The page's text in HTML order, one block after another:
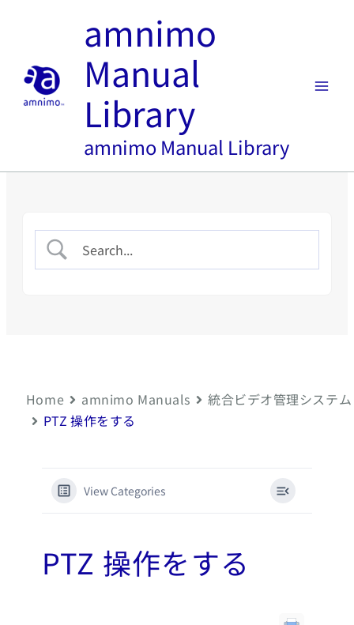
amnimo
Manual
Library
amnimo Manual Library
Home amnimo Manuals
統合ビデオ管理システム
PTZ 操作をする
View Categories
PTZ 操作をする